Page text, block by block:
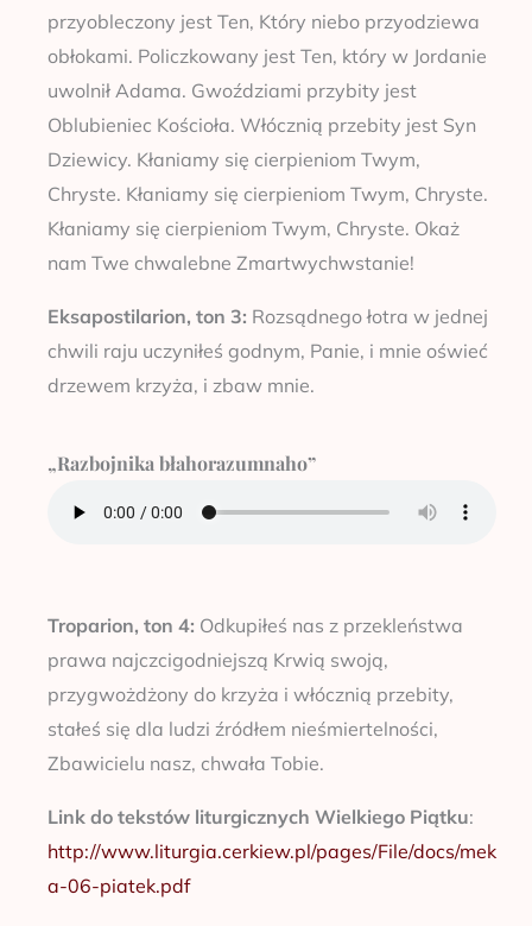
przyobleczony jest Ten, Który niebo przyodziewa
obłokami. Policzkowany jest Ten, który w Jordanie
uwolnił Adama. Gwoździami przybity jest
Oblubieniec Kościoła. Włócznią przebity jest Syn
Dziewicy. Kłaniamy się cierpieniom Twym,
Chryste. Kłaniamy się cierpieniom Twym, Chryste.
Kłaniamy się cierpieniom Twym, Chryste. Okaż
nam Twe chwalebne Zmartwychwstanie!
Eksapostilarion, ton 3: Rozsądnego łotra w jednej
chwili raju uczyniłeś godnym, Panie, i mnie oświeć
drzewem krzyża, i zbaw mnie.
„Razbojnika błahorazumnaho”
Troparion, ton 4: Odkupiłeś nas z przekleństwa
prawa najczcigodniejszą Krwią swoją,
przygwożdżony do krzyża i włócznią przebity,
stałeś się dla ludzi źródłem nieśmiertelności,
Zbawicielu nasz, chwała Tobie.
Link do tekstów liturgicznych Wielkiego Piątku:
http://www.liturgia.cerkiew.pl/pages/File/docs/mek
a-06-piatek.pdf